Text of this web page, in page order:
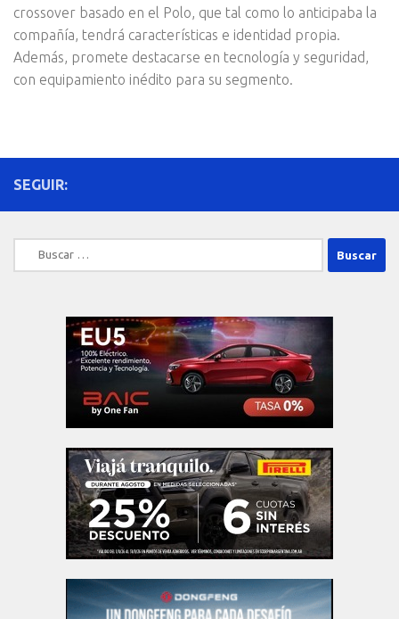
crossover basado en el Polo, que tal como lo anticipaba la
compañía, tendrá características e identidad propia.
Además, promete destacarse en tecnología y seguridad,
con equipamiento inédito para su segmento.
SEGUIR:
Buscar: